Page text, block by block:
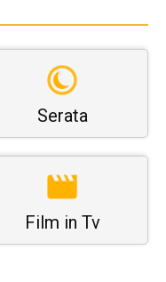
Serata
Film in Tv